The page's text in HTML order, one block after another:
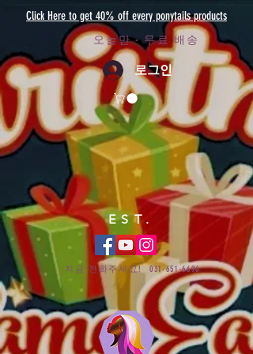
Click Here to get 40% off every ponytails products
오늘만 - 무료 배송
로그인
EST.
지금 전화주세요!031-651-6696